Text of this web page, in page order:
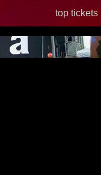
top tickets |